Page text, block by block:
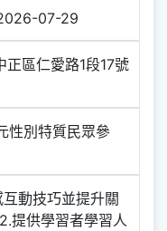
07-29
區仁愛路1段17號
性別特質民眾參
動技巧並提升關
提供學習者學習人